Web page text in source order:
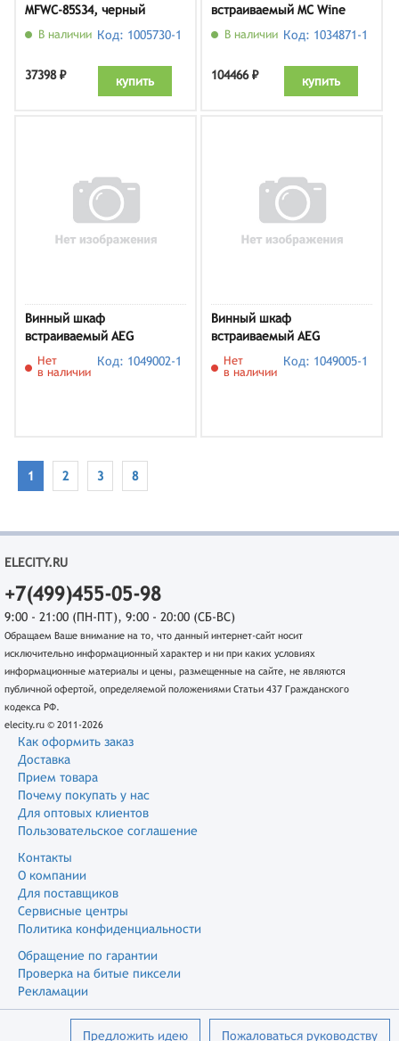
MFWC-85S34, черный
В наличии Код: 1005730-1
37398 ₽ купить
встраиваемый MC Wine
W46BВ наличии Код: 1034871-1
104466 ₽ купить
Винный шкаф
встраиваемый AEG
NSW8D826GT
Нет
в наличии
Код: 1049002-1
Винный шкаф
встраиваемый AEG
AWS4020B5B
Нет
в наличии
Код: 1049005-1
1 2 3 8
ELECITY.RU
+7(499)455-05-98
9:00 - 21:00 (ПН-ПТ), 9:00 - 20:00 (СБ-ВС)
Обращаем Ваше внимание на то, что данный интернет-сайт носит
исключительно информационный характер и ни при каких условиях
информационные материалы и цены, размещенные на сайте, не являются
публичной офертой, определяемой положениями Статьи 437 Гражданского
кодекса РФ.
elecity.ru © 2011-2026
Как оформить заказ
Доставка
Прием товара
Почему покупать у нас
Для оптовых клиентов
Пользовательское соглашение
Контакты
О компании
Для поставщиков
Сервисные центры
Политика конфиденциальности
Обращение по гарантии
Проверка на битые пиксели
Рекламации
Пожаловаться руководству
Предложить идею